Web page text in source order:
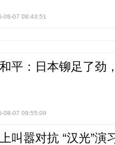
08-07 08:43:51
平：日本铆足了劲
08-07 09:55:09
叫嚣对抗 “汉光”演